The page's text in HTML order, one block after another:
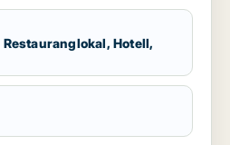
Hotell,